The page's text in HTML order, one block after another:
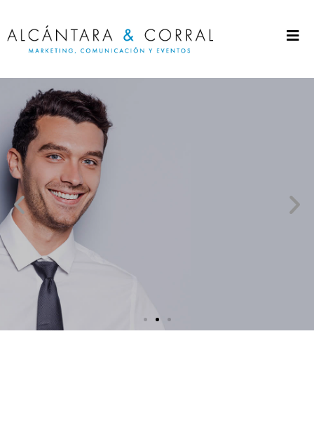
Tu empresa no tiene capacidad para tener un Departamento de
Marketing y Comunicación ¿Has pensado en externalizarlo? En
Alcántara & Corral nos adaptamos a la estacionalidad, a las
necesidades puntuales de tu compañía y tendrás a tu
disposición un recurso extra cuando lo necesites.